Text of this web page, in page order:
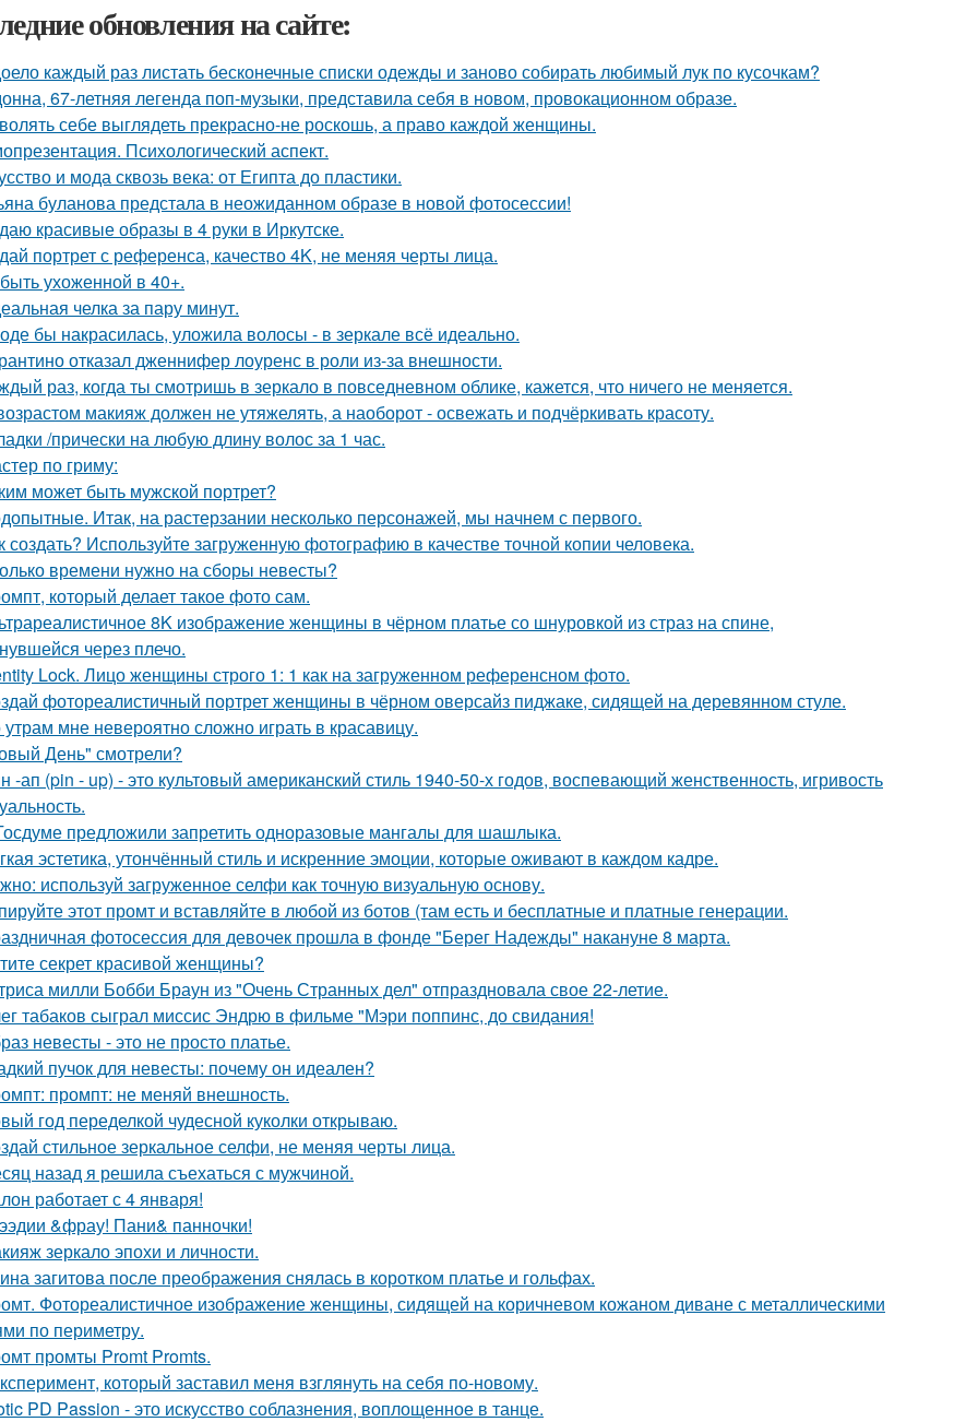
обновления на сайте:
каждый раз листать бесконечные списки одежды и заново собирать любимый лук по кусочкам?
67-летняя легенда поп-музыки, представила себя в новом, провокационном образе.
себе выглядеть прекрасно-не роскошь, а право каждой женщины.
Психологический аспект.
и мода сквозь века: от Египта до пластики.
буланова предстала в неожиданном образе в новой фотосессии!
красивые образы в 4 руки в Иркутске.
портрет с референса, качество 4K, не меняя черты лица.
ухоженной в 40+.
челка за пару минут.
бы накрасилась, уложила волосы - в зеркале всё идеально.
отказал дженнифер лоуренс в роли из-за внешности.
раз, когда ты смотришь в зеркало в повседневном облике, кажется, что ничего не меняется.
макияж должен не утяжелять, а наоборот - освежать и подчёркивать красоту.
/прически на любую длину волос за 1 час.
по гриму:
может быть мужской портрет?
Итак, на растерзании несколько персонажей, мы начнем с первого.
создать? Используйте загруженную фотографию в качестве точной копии человека.
времени нужно на сборы невесты?
который делает такое фото сам.
8K изображение женщины в чёрном платье со шнуровкой из страз на спине,
через плечо.
Lock. Лицо женщины строго 1: 1 как на загруженном референсном фото.
фотореалистичный портрет женщины в чёрном оверсайз пиджаке, сидящей на деревянном стуле.
мне невероятно сложно играть в красавицу.
День" смотрели?
-ап (pin - up) - это культовый американский стиль 1940-50-х годов, воспевающий женственность, игривость
предложили запретить одноразовые мангалы для шашлыка.
эстетика, утончённый стиль и искренние эмоции, которые оживают в каждом кадре.
используй загруженное селфи как точную визуальную основу.
этот промт и вставляйте в любой из ботов (там есть и бесплатные и платные генерации.
фотосессия для девочек прошла в фонде "Берег Надежды" накануне 8 марта.
секрет красивой женщины?
милли Бобби Браун из "Очень Странных дел" отпраздновала свое 22-летие.
табаков сыграл миссис Эндрю в фильме "Мэри поппинс, до свидания!
невесты - это не просто платье.
пучок для невесты: почему он идеален?
промпт: не меняй внешность.
год переделкой чудесной куколки открываю.
стильное зеркальное селфи, не меняя черты лица.
назад я решила съехаться с мужчиной.
работает с 4 января!
&фрау! Пани& панночки!
зеркало эпохи и личности.
загитова после преображения снялась в коротком платье и гольфах.
Фотореалистичное изображение женщины, сидящей на коричневом кожаном диване с металлическими
по периметру.
промты Promt Promts.
который заставил меня взглянуть на себя по-новому.
PD Passion - это искусство соблазнения, воплощенное в танце.